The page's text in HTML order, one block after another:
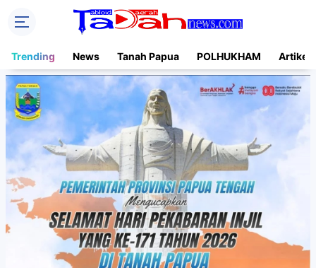
Trending News Tanah Papua POLHUKHAM Artikel